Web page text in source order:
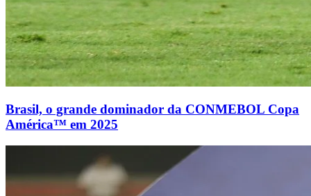
Brasil, o grande dominador da CONMEBOL Copa
América™ em 2025